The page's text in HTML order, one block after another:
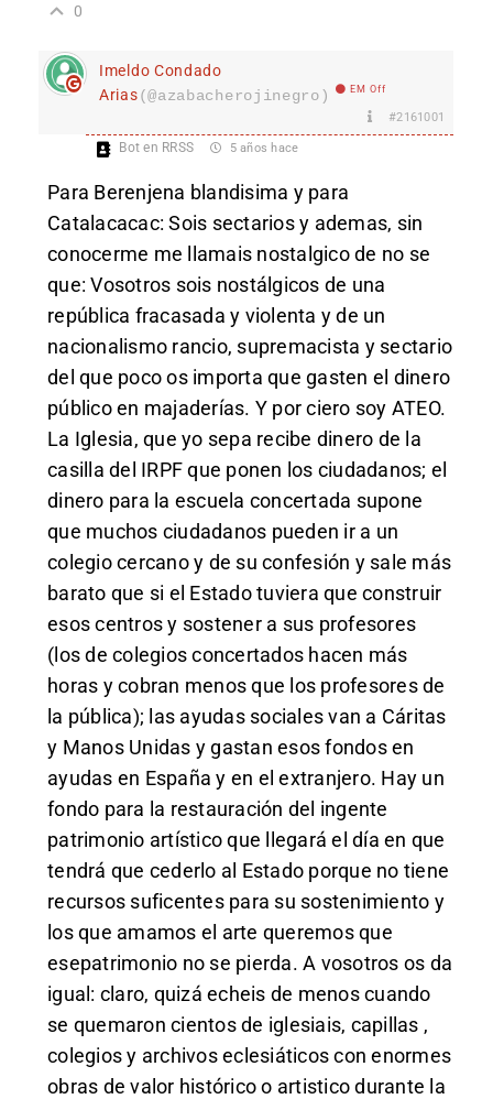
0
Imeldo Condado
Arias(@azabacherojinegro) EM Off
#2161001
Bot en RRSS 5 años hace
Para Berenjena blandisima y para
Catalacacac: Sois sectarios y ademas, sin
conocerme me llamais nostalgico de no se
que: Vosotros sois nostálgicos de una
república fracasada y violenta y de un
nacionalismo rancio, supremacista y sectario
del que poco os importa que gasten el dinero
público en majaderías. Y por ciero soy ATEO.
La Iglesia, que yo sepa recibe dinero de la
casilla del IRPF que ponen los ciudadanos; el
dinero para la escuela concertada supone
que muchos ciudadanos pueden ir a un
colegio cercano y de su confesión y sale más
barato que si el Estado tuviera que construir
esos centros y sostener a sus profesores
(los de colegios concertados hacen más
horas y cobran menos que los profesores de
la pública); las ayudas sociales van a Cáritas
y Manos Unidas y gastan esos fondos en
ayudas en España y en el extranjero. Hay un
fondo para la restauración del ingente
patrimonio artístico que llegará el día en que
tendrá que cederlo al Estado porque no tiene
recursos suficentes para su sostenimiento y
los que amamos el arte queremos que
esepatrimonio no se pierda. A vosotros os da
igual: claro, quizá echeis de menos cuando
se quemaron cientos de iglesiais, capillas ,
colegios y archivos eclesiáticos con enormes
obras de valor histórico o artistico durante la